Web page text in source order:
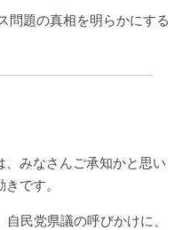
問題の真相を明らかにする
みなさんご承知かと思い
です。
民党県議の呼びかけに、